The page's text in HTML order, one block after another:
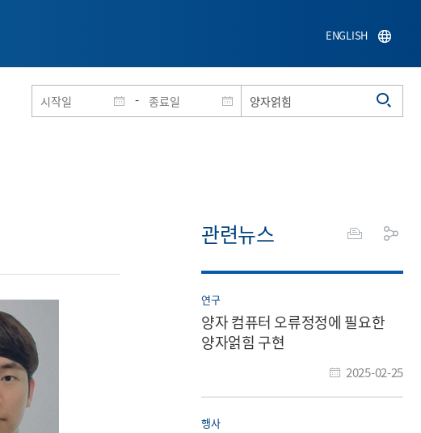
홈페이지 통합검색
-
ENGLISH
관련뉴스
연구
양자 컴퓨터 오류정정에 필요한
양자얽힘 구현
2025-02-25
행사